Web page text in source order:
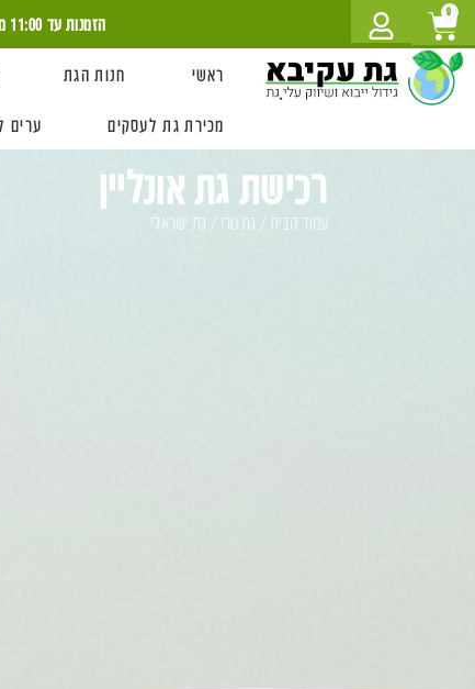
לתוכן
0
הזמנות עד 11:00 מגיעה עוד היום!
ראשי חנות הגת
מכירת גת לעסקים ערים
רכישת גת אונליין
עמוד הבית/ גת טרי / גת ישראלי